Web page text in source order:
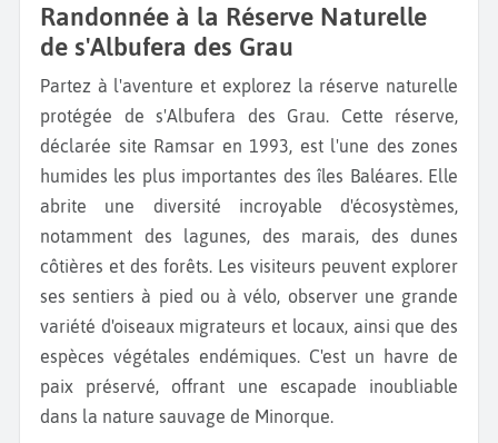
Randonnée à la Réserve Naturelle
de s'Albufera des Grau
Partez à l'aventure et explorez la réserve naturelle
protégée de s'Albufera des Grau. Cette réserve,
déclarée site Ramsar en 1993, est l'une des zones
humides les plus importantes des îles Baléares. Elle
abrite une diversité incroyable d'écosystèmes,
notamment des lagunes, des marais, des dunes
côtières et des forêts. Les visiteurs peuvent explorer
ses sentiers à pied ou à vélo, observer une grande
variété d'oiseaux migrateurs et locaux, ainsi que des
espèces végétales endémiques. C'est un havre de
paix préservé, offrant une escapade inoubliable
dans la nature sauvage de Minorque.